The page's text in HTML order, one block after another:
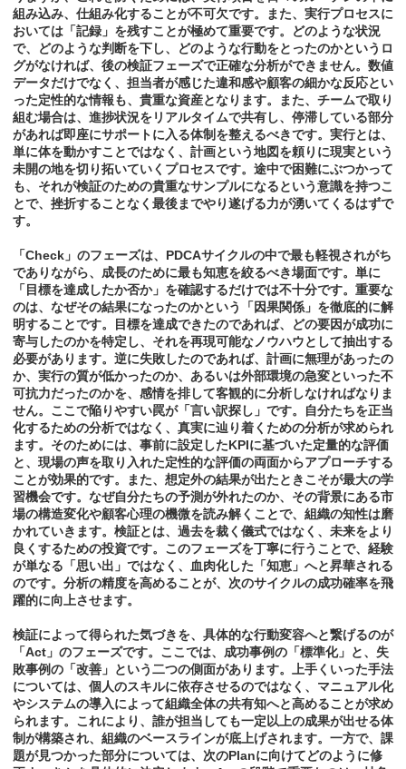
組み込み、仕組み化することが不可欠です。また、実行プロセスに
おいては「記録」を残すことが極めて重要です。どのような状況
で、どのような判断を下し、どのような行動をとったのかというロ
グがなければ、後の検証フェーズで正確な分析ができません。数値
データだけでなく、担当者が感じた違和感や顧客の細かな反応とい
った定性的な情報も、貴重な資産となります。また、チームで取り
組む場合は、進捗状況をリアルタイムで共有し、停滞している部分
があれば即座にサポートに入る体制を整えるべきです。実行とは、
単に体を動かすことではなく、計画という地図を頼りに現実という
未開の地を切り拓いていくプロセスです。途中で困難にぶつかって
も、それが検証のための貴重なサンプルになるという意識を持つこ
とで、挫折することなく最後までやり遂げる力が湧いてくるはずで
す。
「Check」のフェーズは、PDCAサイクルの中で最も軽視されがち
でありながら、成長のために最も知恵を絞るべき場面です。単に
「目標を達成したか否か」を確認するだけでは不十分です。重要な
のは、なぜその結果になったのかという「因果関係」を徹底的に解
明することです。目標を達成できたのであれば、どの要因が成功に
寄与したのかを特定し、それを再現可能なノウハウとして抽出する
必要があります。逆に失敗したのであれば、計画に無理があったの
か、実行の質が低かったのか、あるいは外部環境の急変といった不
可抗力だったのかを、感情を排して客観的に分析しなければなりま
せん。ここで陥りやすい罠が「言い訳探し」です。自分たちを正当
化するための分析ではなく、真実に辿り着くための分析が求められ
ます。そのためには、事前に設定したKPIに基づいた定量的な評価
と、現場の声を取り入れた定性的な評価の両面からアプローチする
ことが効果的です。また、想定外の結果が出たときこそが最大の学
習機会です。なぜ自分たちの予測が外れたのか、その背景にある市
場の構造変化や顧客心理の機微を読み解くことで、組織の知性は磨
かれていきます。検証とは、過去を裁く儀式ではなく、未来をより
良くするための投資です。このフェーズを丁寧に行うことで、経験
が単なる「思い出」ではなく、血肉化した「知恵」へと昇華される
のです。分析の精度を高めることが、次のサイクルの成功確率を飛
躍的に向上させます。
検証によって得られた気づきを、具体的な行動変容へと繋げるのが
「Act」のフェーズです。ここでは、成功事例の「標準化」と、失
敗事例の「改善」という二つの側面があります。上手くいった手法
については、個人のスキルに依存させるのではなく、マニュアル化
やシステムの導入によって組織全体の共有知へと高めることが求め
られます。これにより、誰が担当しても一定以上の成果が出せる体
制が構築され、組織のベースラインが底上げされます。一方で、課
題が見つかった部分については、次のPlanに向けてどのように修